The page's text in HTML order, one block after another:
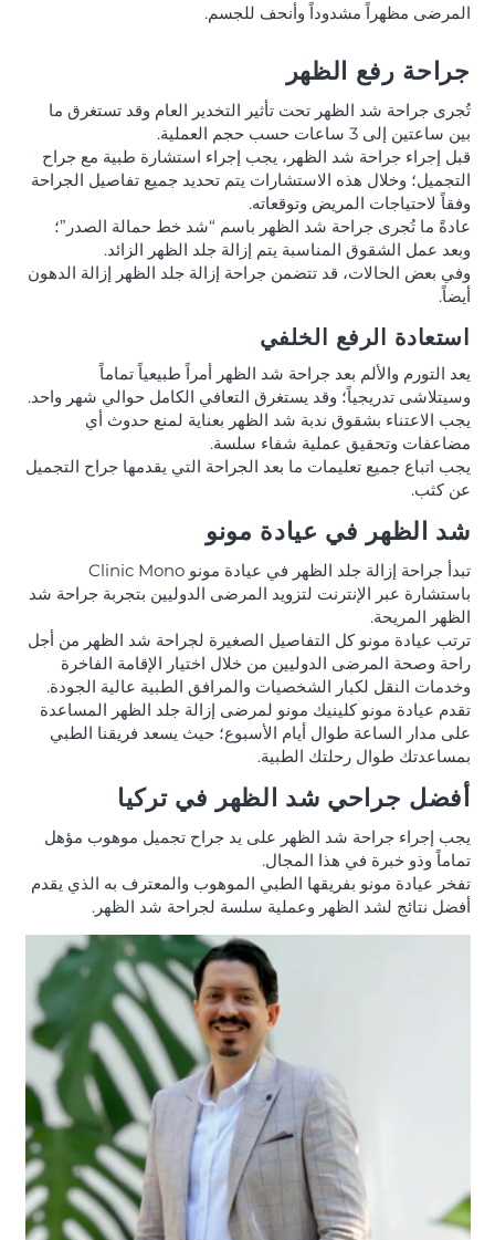
المرضى مظهراً مشدوداً وأنحف للجسم.
جراحة رفع الظهر
تُجرى جراحة شد الظهر تحت تأثير التخدير العام وقد تستغرق ما
بين ساعتين إلى 3 ساعات حسب حجم العملية.
قبل إجراء جراحة شد الظهر، يجب إجراء استشارة طبية مع جراح
التجميل؛ وخلال هذه الاستشارات يتم تحديد جميع تفاصيل الجراحة
وفقاً لاحتياجات المريض وتوقعاته.
عادةً ما تُجرى جراحة شد الظهر باسم “شد خط حمالة الصدر”؛
وبعد عمل الشقوق المناسبة يتم إزالة جلد الظهر الزائد.
وفي بعض الحالات، قد تتضمن جراحة إزالة جلد الظهر إزالة الدهون
أيضاً.
استعادة الرفع الخلفي
يعد التورم والألم بعد جراحة شد الظهر أمراً طبيعياً تماماً
وسيتلاشى تدريجياً؛ وقد يستغرق التعافي الكامل حوالي شهر واحد.
يجب الاعتناء بشقوق ندبة شد الظهر بعناية لمنع حدوث أي
مضاعفات وتحقيق عملية شفاء سلسة.
يجب اتباع جميع تعليمات ما بعد الجراحة التي يقدمها جراح التجميل
عن كثب.
شد الظهر في عيادة مونو
تبدأ جراحة إزالة جلد الظهر في عيادة مونو Clinic Mono
باستشارة عبر الإنترنت لتزويد المرضى الدوليين بتجربة جراحة شد
الظهر المريحة.
ترتب عيادة مونو كل التفاصيل الصغيرة لجراحة شد الظهر من أجل
راحة وصحة المرضى الدوليين من خلال اختيار الإقامة الفاخرة
وخدمات النقل لكبار الشخصيات والمرافق الطبية عالية الجودة.
تقدم عيادة مونو كلينيك مونو لمرضى إزالة جلد الظهر المساعدة
على مدار الساعة طوال أيام الأسبوع؛ حيث يسعد فريقنا الطبي
بمساعدتك طوال رحلتك الطبية.
أفضل جراحي شد الظهر في تركيا
يجب إجراء جراحة شد الظهر على يد جراح تجميل موهوب مؤهل
تماماً وذو خبرة في هذا المجال.
تفخر عيادة مونو بفريقها الطبي الموهوب والمعترف به الذي يقدم
أفضل نتائج لشد الظهر وعملية سلسة لجراحة شد الظهر.